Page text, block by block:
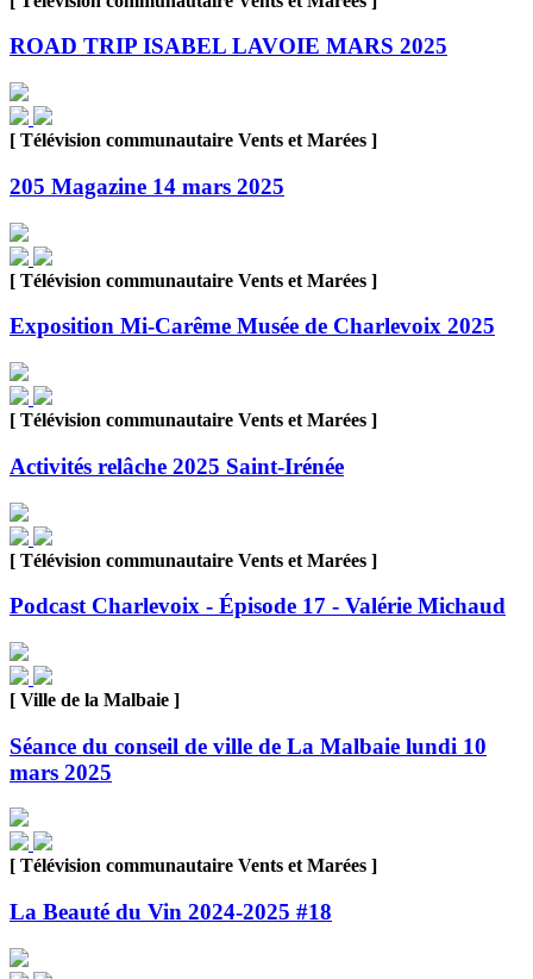
ROAD TRIP ISABEL LAVOIE MARS 2025
[ Télévision communautaire Vents et Marées ]
205 Magazine 14 mars 2025
[ Télévision communautaire Vents et Marées ]
Exposition Mi-Carême Musée de Charlevoix 2025
[ Télévision communautaire Vents et Marées ]
Activités relâche 2025 Saint-Irénée
[ Télévision communautaire Vents et Marées ]
Podcast Charlevoix - Épisode 17 - Valérie Michaud
[ Ville de la Malbaie ]
Séance du conseil de ville de La Malbaie lundi 10
mars 2025
[ Télévision communautaire Vents et Marées ]
La Beauté du Vin 2024-2025 #18